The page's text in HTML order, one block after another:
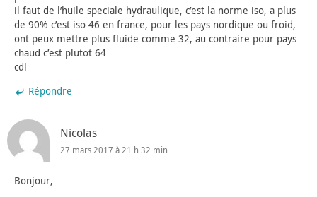
il faut de l’huile speciale hydraulique, c’est la norme iso, a plus
de 90% c’est iso 46 en france, pour les pays nordique ou froid,
ont peux mettre plus fluide comme 32, au contraire pour pays
chaud c’est plutot 64
cdl
Répondre
Nicolas
27 mars 2017 à 21 h 32 min
Bonjour,